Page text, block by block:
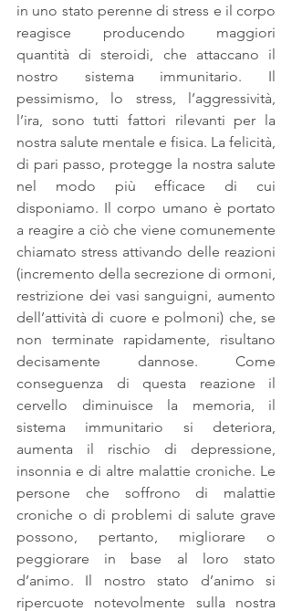
in uno stato perenne di stress e il corpo
reagisce producendo maggiori
quantità di steroidi, che attaccano il
nostro sistema immunitario. Il
pessimismo, lo stress, l’aggressività,
l’ira, sono tutti fattori rilevanti per la
nostra salute mentale e fisica. La felicità,
di pari passo, protegge la nostra salute
nel modo più efficace di cui
disponiamo. Il corpo umano è portato
a reagire a ciò che viene comunemente
chiamato stress attivando delle reazioni
(incremento della secrezione di ormoni,
restrizione dei vasi sanguigni, aumento
dell’attività di cuore e polmoni) che, se
non terminate rapidamente, risultano
decisamente dannose. Come
conseguenza di questa reazione il
cervello diminuisce la memoria, il
sistema immunitario si deteriora,
aumenta il rischio di depressione,
insonnia e di altre malattie croniche. Le
persone che soffrono di malattie
croniche o di problemi di salute grave
possono, pertanto, migliorare o
peggiorare in base al loro stato
d’animo. Il nostro stato d’animo si
ripercuote notevolmente sulla nostra